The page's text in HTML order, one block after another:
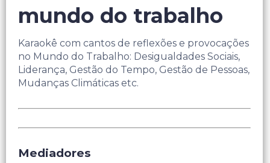
mundo do trabalho
Karaokê com cantos de reflexões e provocações
no Mundo do Trabalho: Desigualdades Sociais,
Liderança, Gestão do Tempo, Gestão de Pessoas,
Mudanças Climáticas etc.
Mediadores